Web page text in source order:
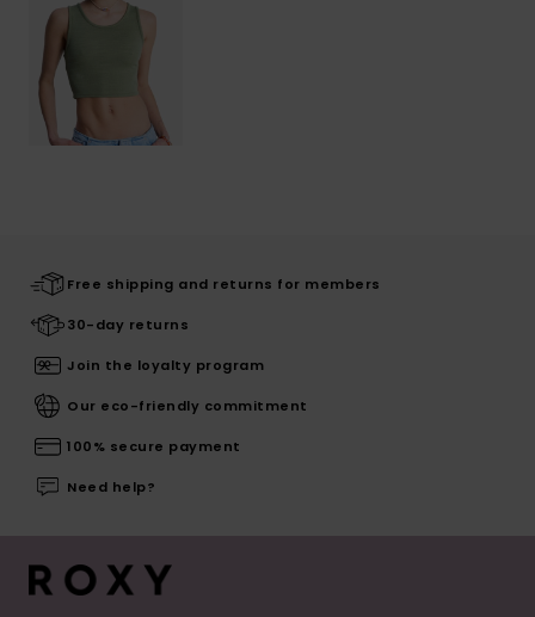
Free shipping and returns for members
30-day returns
Join the loyalty program
Our eco-friendly commitment
100% secure payment
Need help?